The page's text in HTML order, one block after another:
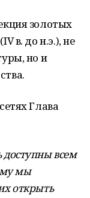
золотых
в. до н.э.), не
но и
Глава
всем
мы
открыть